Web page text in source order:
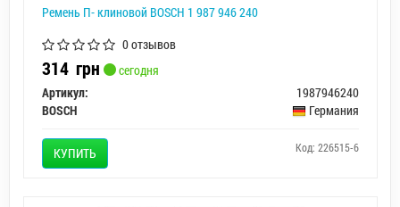
Ремень П- клиновой BOSCH 1 987 946 240
0 отзывов
314 грн
сегодня
Артикул:
1987946240
BOSCH
Германия
КУПИТЬ Код: 226515-6